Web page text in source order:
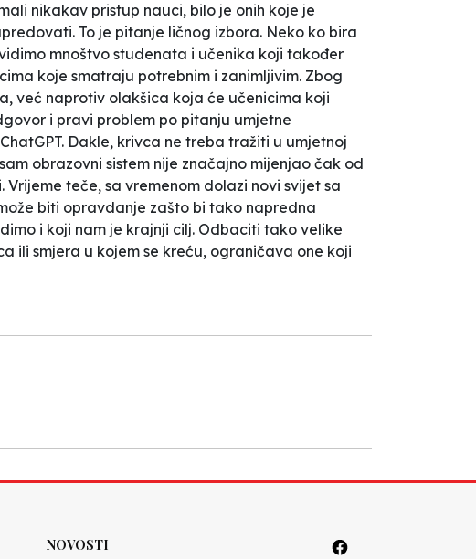
nikakav pristup nauci, bilo je onih koje je
To je pitanje ličnog izbora. Neko ko bira
mnoštvo studenata i učenika koji također
koje smatraju potrebnim i zanimljivim. Zbog
već naprotiv olakšica koja će učenicima koji
i pravi problem po pitanju umjetne
Dakle, krivca ne treba tražiti u umjetnoj
obrazovni sistem nije značajno mijenjao čak od
teče, sa vremenom dolazi novi svijet sa
biti opravdanje zašto bi tako napredna
i koji nam je krajnji cilj. Odbaciti tako velike
ili smjera u kojem se kreću, ograničava one koji
NOVOSTI